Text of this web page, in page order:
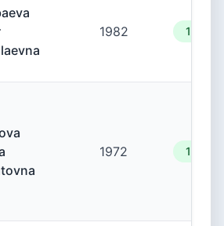
1982
1972